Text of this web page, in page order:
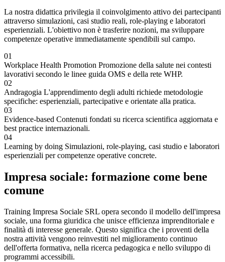
La nostra didattica privilegia il coinvolgimento attivo dei partecipanti
attraverso simulazioni, casi studio reali, role-playing e laboratori
esperienziali. L'obiettivo non è trasferire nozioni, ma sviluppare
competenze operative immediatamente spendibili sul campo.
01
Workplace Health Promotion Promozione della salute nei contesti
lavorativi secondo le linee guida OMS e della rete WHP.
02
Andragogia L'apprendimento degli adulti richiede metodologie
specifiche: esperienziali, partecipative e orientate alla pratica.
03
Evidence-based Contenuti fondati su ricerca scientifica aggiornata e
best practice internazionali.
04
Learning by doing Simulazioni, role-playing, casi studio e laboratori
esperienziali per competenze operative concrete.
Impresa sociale: formazione come bene
comune
Training Impresa Sociale SRL opera secondo il modello dell'impresa
sociale, una forma giuridica che unisce efficienza imprenditoriale e
finalità di interesse generale. Questo significa che i proventi della
nostra attività vengono reinvestiti nel miglioramento continuo
dell'offerta formativa, nella ricerca pedagogica e nello sviluppo di
programmi accessibili.